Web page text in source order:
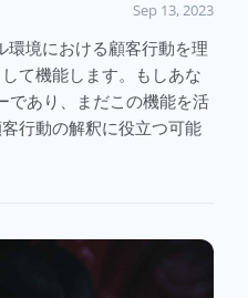
Sep 13, 2023
環境における顧客行動を理
て機能します。もしあな
であり、まだこの機能を活
行動の解釈に役立つ可能